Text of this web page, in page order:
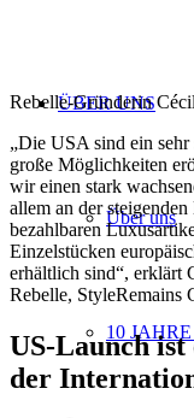
ÜBER UNS
Über uns
10
Rebelle-Gründerin
„Die USA sind ein
große Möglichkeiten
wir einen stark
allem an der
bezahlbaren
Einzelstücken
erhältlich sind“, erklärt
Rebelle, StyleRemains
US-Launch
der